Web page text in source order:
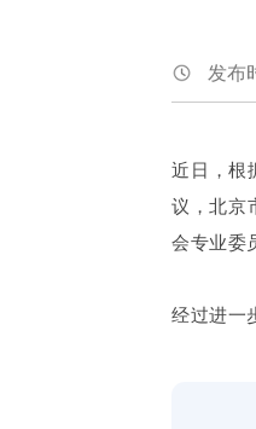
发布
近日，根
议，北京
会专业委
经过进一